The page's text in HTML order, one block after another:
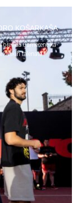
KOŠARKAŠA
brenda usmerene ka
talenata